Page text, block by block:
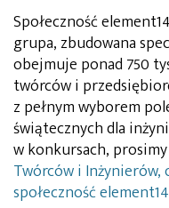
Społeczność
grupa, zbudowana
obejmuje ponad 750
twórców i
z pełnym wyborem
świątecznych dla
w konkursach,
Twórców i Inżynierów,
społeczność element14